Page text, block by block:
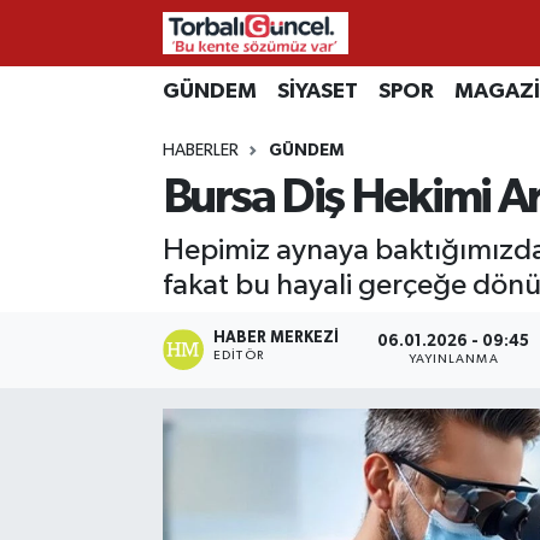
GÜNDEM SİYASET SPOR
HABERLER GÜNDEM
Bursa Diş Hekimi
Hepimiz aynaya
fakat bu hayali gerçeğe
HABER MERKEZI
EDITÖR
06.01.2026 - 09:45
YAYINLANMA
İzmir Nöbetçi Eczaneler
İzmir Hava Durumu
İzmir Namaz Vakitleri
İzmir Trafik Yoğunluk Haritası
Süper Lig Puan Durumu ve Fikstür